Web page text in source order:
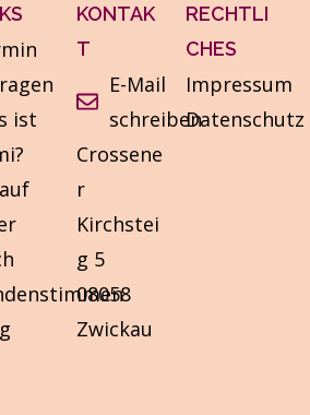
ist
KONTAK
T
E-Mail
schreiben
Crossene
r
Kirchstei
g 5
08058
Zwickau
RECHTLI
CHES
Impressum
Datenschutz